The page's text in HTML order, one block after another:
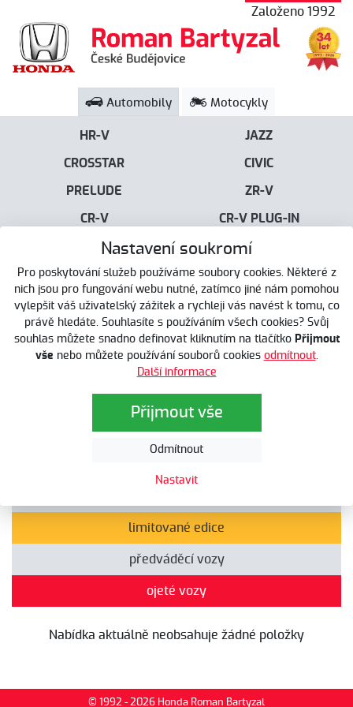
Nastavení soukromí
Pro poskytování služeb používáme soubory cookies. Některé z
nich jsou pro fungování webu nutné, zatímco jiné nám pomohou
vylepšit váš uživatelský zážitek a rychleji vás navést k tomu, co
právě hledáte. Souhlasíte s používáním všech cookies? Svůj
souhlas můžete snadno definovat kliknutím na tlačítko Přijmout
vše nebo můžete používání souborů cookies odmítnout.
Další informace
Přijmout vše
Odmítnout
Nastavit
Založeno 1992
Automobily Motocykly
Menu
HR-V JAZZ
CROSSTAR CIVIC
PRELUDE ZR-V
CR-V CR-V PLUG-IN
Automobily
Automobily
limitované edice
předváděcí vozy
ojeté vozy
Nabídka aktuálně neobsahuje žádné položky
© 1992 - 2026 Honda Roman Bartyzal